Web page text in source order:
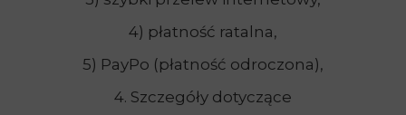
4) płatność ratalna,
5) PayPo (płatność odroczona),
4. Szczegóły dotyczące